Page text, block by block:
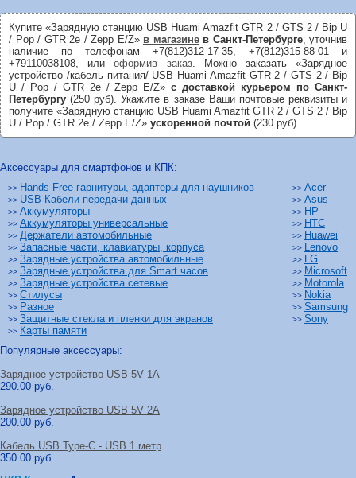
Купите «Зарядную станцию USB Huami Amazfit GTR 2 / GTS 2 / Bip U
/ Pop / GTR 2e / Zepp E/Z» в магазинев Санкт-Петербурге, уточнив
наличие по телефонам +7(812)312-17-35, +7(812)315-88-01 и
+79110038108, илиоформив заказ. Можно заказать «Зарядное
устройство /кабель питания/ USB Huami Amazfit GTR 2 / GTS 2 / Bip
U / Pop / GTR 2e / Zepp E/Z»с доставкой курьером по Санкт-
Петербургу (250 руб). Укажите в заказе Ваши почтовые реквизиты и
получите «Зарядную станцию USB Huami Amazfit GTR 2 / GTS 2 / Bip
U / Pop / GTR 2e / Zepp E/Z» ускоренной почтой (230 руб).
Аксессуары для смартфонов и КПК:
>> Hands Free гарнитуры, адаптеры для наушников
>> USB Кабели передачи данных
>> Аккумуляторы
>> Аккумуляторы универсальные
>> Держатели автомобильные
>> Запасные части, клавиатуры, корпуса
>> Зарядные устройства автомобильные
>> Зарядные устройства для Smart часов
>> Зарядные устройства сетевые
>> Стилусы
>> Разное
>> Защитные стекла и пленки для экранов
>> Карты памяти
>> Acer
>> Asus
>> HP
>> HTC
>> Huawei
>> Lenovo
>> LG
>> Microsoft
>> Motorola
>> Nokia
>> Samsung
>> Sony
Популярные аксессуары:
Зарядное устройство USB 5V 1A
290.00 руб.
Зарядное устройство USB 5V 2A
200.00 руб.
Кабель USB Type-C - USB 1 метр
350.00 руб.